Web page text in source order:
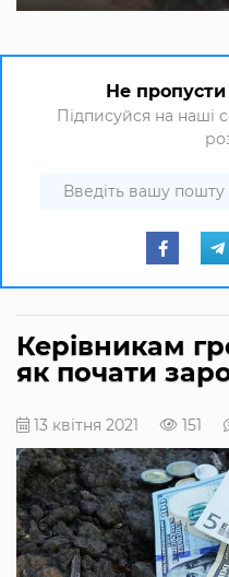
Не пропусти
Підписуйся на наші
Керівникам
як почати
13 квітня 2021 151